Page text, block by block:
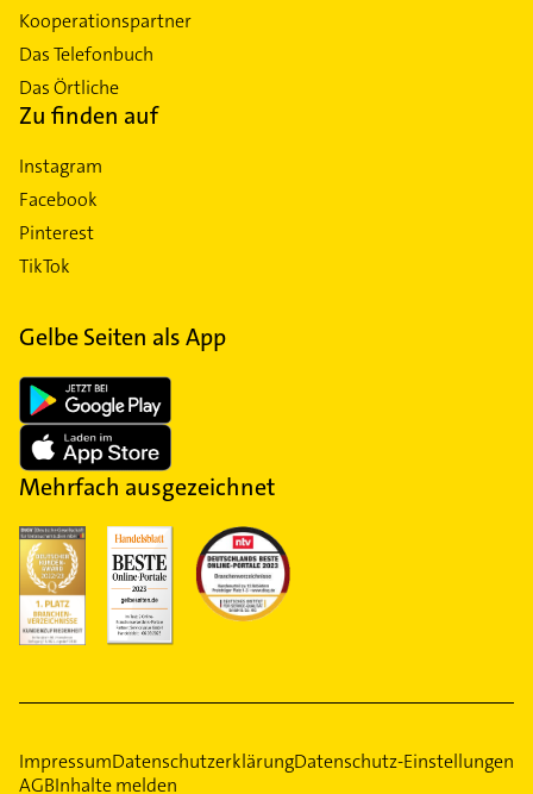
Kooperationspartner
Das Telefonbuch
Das Örtliche
Zu finden auf
Instagram
Facebook
Pinterest
TikTok
Gelbe Seiten als App
Mehrfach ausgezeichnet
ImpressumDatenschutzerklärungDatenschutz-Einstellungen
AGBInhalte melden